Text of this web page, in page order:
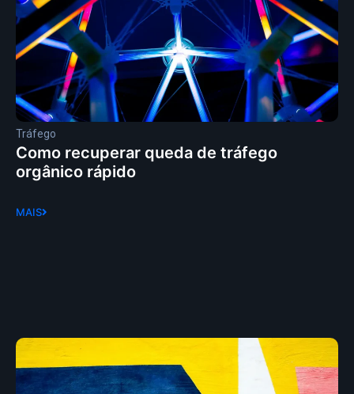
Tráfego
Como recuperar queda de tráfego
orgânico rápido
MAIS